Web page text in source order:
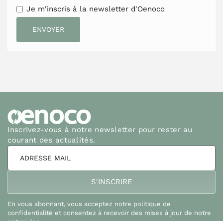
Je m'inscris à la newsletter d'Oenoco
Inscrivez-vous à notre newsletter pour rester au
courant des actualités.
En vous abonnant, vous acceptez notre politique de
confidentialité et consentez à recevoir des mises à jour de notre